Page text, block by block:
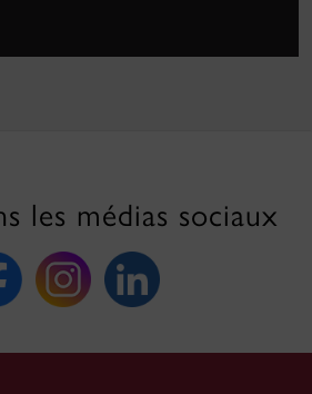
les médias sociaux